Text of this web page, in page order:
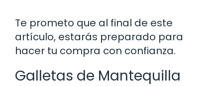
Te prometo que al final de este
artículo, estarás preparado para
hacer tu compra con confianza.
Galletas de Mantequilla